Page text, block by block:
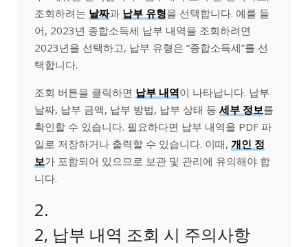
조회하려는 날짜과 납부 유형을 선택합니다. 예를 들
어, 2023년 종합소득세 납부 내역을 조회하려면
2023년을 선택하고, 납부 유형은 “종합소득세”를 선
택합니다.
조회 버튼을 클릭하면 납부 내역이 나타납니다. 납부
날짜, 납부 금액, 납부 방법, 납부 상태 등 세부 정보를
확인할 수 있습니다. 필요하다면 납부 내역을 PDF 파
일로 저장하거나 출력할 수 있습니다. 이때, 개인 정
보가 포함되어 있으므로 보관 및 관리에 유의해야 합
니다.
2.
2, 납부 내역 조회 시 주의사항